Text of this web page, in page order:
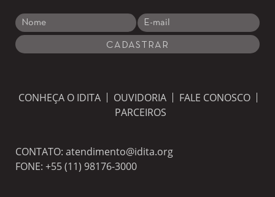
CONHEÇA O IDITA OUVIDORIA
FALE CONOSCO
PARCEIROS
CONTATO: atendimento@idita.org
FONE: +55 (11) 98176-3000